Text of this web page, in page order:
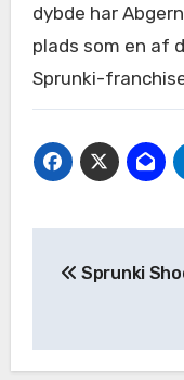
dybde har
plads som en af
Sprunki-
Sprunki